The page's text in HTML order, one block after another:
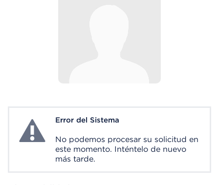
System ErrorError del Sistema
No podemos procesar su solicitud en
este momento. Inténtelo de nuevo
más tarde.